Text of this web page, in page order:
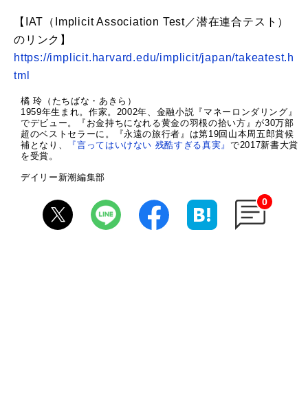
【IAT（Implicit Association Test／潜在連合テスト）
のリンク】
https://implicit.harvard.edu/implicit/japan/takeatest.h
tml
橘 玲（たちばな・あきら）
1959年生まれ。作家。2002年、金融小説『マネーロンダリング』
でデビュー。『お金持ちになれる黄金の羽根の拾い方』が30万部
超のベストセラーに。『永遠の旅行者』は第19回山本周五郎賞候
補となり、
『言ってはいけない 残酷すぎる真実』 で2017新書大賞
を受賞。
デイリー新潮編集部
0